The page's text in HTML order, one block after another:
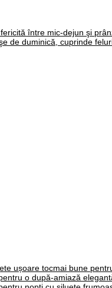
între mic-dejun şi
de duminică, cuprinde
ușoare tocmai bune
o după-amiază